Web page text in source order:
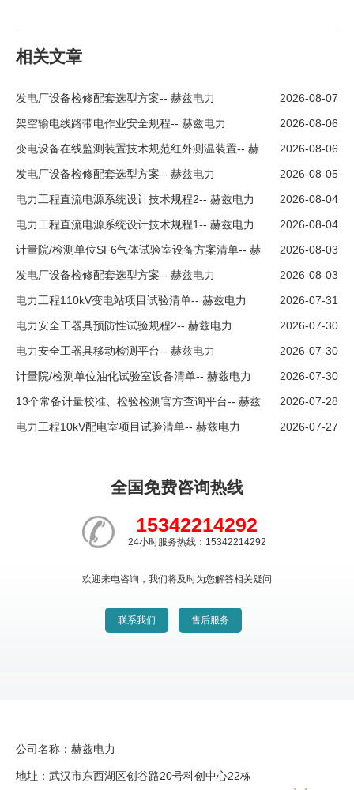
相关文章
2026-08-07
发电厂设备检修配套选型方案-- 赫兹电力
2026-08-06
架空输电线路带电作业安全规程-- 赫兹电力
2026-08-06
变电设备在线监测装置技术规范红外测温装置-- 赫
兹电力
2026-08-05
发电厂设备检修配套选型方案-- 赫兹电力
2026-08-04
电力工程直流电源系统设计技术规程2-- 赫兹电力
2026-08-04
电力工程直流电源系统设计技术规程1-- 赫兹电力
2026-08-03
计量院/检测单位SF6气体试验室设备方案清单-- 赫
兹电力
2026-08-03
发电厂设备检修配套选型方案-- 赫兹电力
2026-07-31
电力工程110kV变电站项目试验清单-- 赫兹电力
2026-07-30
电力安全工器具预防性试验规程2-- 赫兹电力
2026-07-30
电力安全工器具移动检测平台-- 赫兹电力
2026-07-30
计量院/检测单位油化试验室设备清单-- 赫兹电力
2026-07-28
13个常备计量校准、检验检测官方查询平台-- 赫兹
电力
2026-07-27
电力工程10kV配电室项目试验清单-- 赫兹电力
全国免费咨询热线
15342214292
24小时服务热线：15342214292
欢迎来电咨询，我们将及时为您解答相关疑问
联系我们 售后服务
公司名称：赫兹电力
地址：武汉市东西湖区创谷路20号科创中心22栋